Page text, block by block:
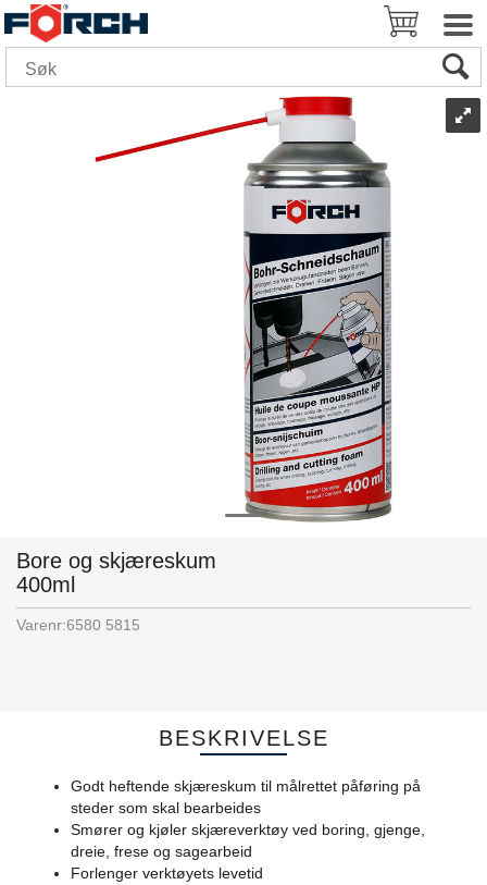
Bore og skjæreskum
400ml
Varenr:6580 5815
BESKRIVELSE
Godt heftende skjæreskum til målrettet påføring på
steder som skal bearbeides
Smører og kjøler skjæreverktøy ved boring, gjenge,
dreie, frese og sagearbeid
Forlenger verktøyets levetid